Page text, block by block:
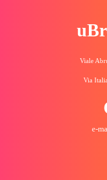
Viale
Via
e-